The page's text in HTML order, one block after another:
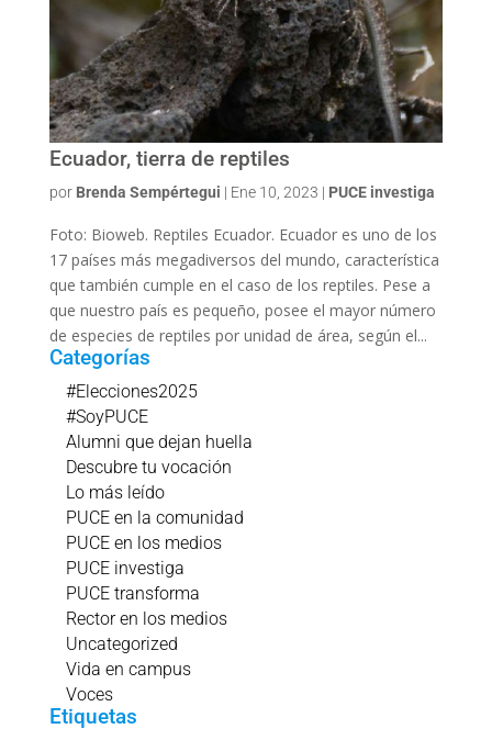
Ecuador, tierra de reptiles
por Brenda Sempértegui | Ene 10, 2023 | PUCE investiga
Foto: Bioweb. Reptiles Ecuador. Ecuador es uno de los
17 países más megadiversos del mundo, característica
que también cumple en el caso de los reptiles. Pese a
que nuestro país es pequeño, posee el mayor número
de especies de reptiles por unidad de área, según el...
Categorías
#Elecciones2025
#SoyPUCE
Alumni que dejan huella
Descubre tu vocación
Lo más leído
PUCE en la comunidad
PUCE en los medios
PUCE investiga
PUCE transforma
Rector en los medios
Uncategorized
Vida en campus
Voces
Etiquetas